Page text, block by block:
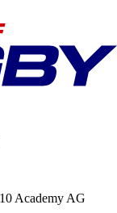
Academy AG